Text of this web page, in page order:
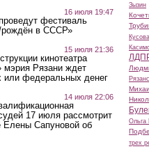
16 июля 19:47
фестиваль
в СССР»
15 июля 21:36
кинотеатра
мэрия Рязани ждет
или федеральных денег
14 июля 22:06
17 июля рассмотрит
Елены Сапуновой об
Зызин
Кусова
трех